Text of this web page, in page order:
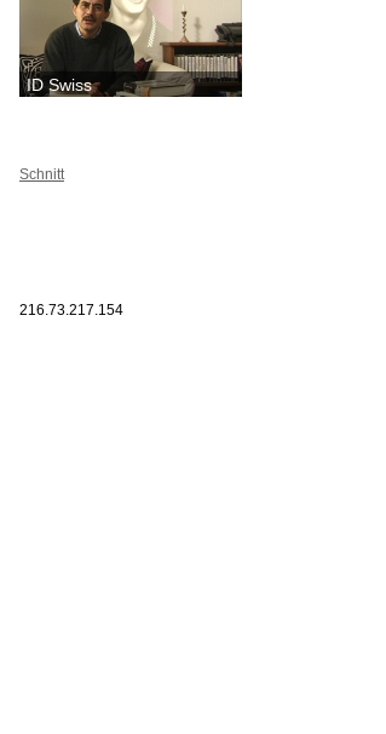
ID Swiss
Schnitt
216.73.217.154